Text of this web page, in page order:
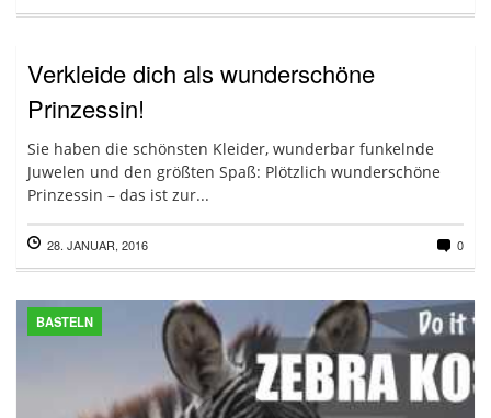
Verkleide dich als wunderschöne
Prinzessin!
Sie haben die schönsten Kleider, wunderbar funkelnde
Juwelen und den größten Spaß: Plötzlich wunderschöne
Prinzessin – das ist zur...
28. JANUAR, 2016 0
BASTELN